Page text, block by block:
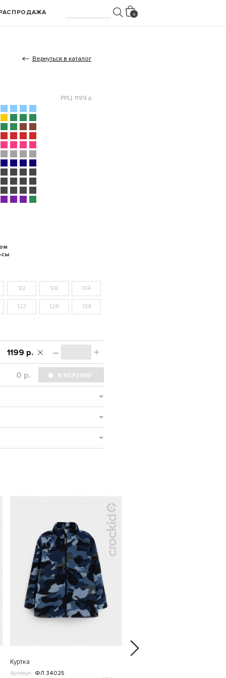
Вернуться в каталог
РРЦ: 1199 р.
92 98 104
122 128 134
– +
1199 р.
р.
Куртка
Артикул: ФЛ 34025